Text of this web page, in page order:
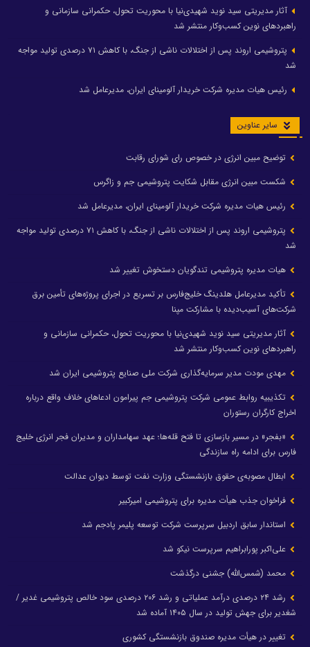
آثار مدیریتی سید نوید شهیدی‌نیا با محوریت تحول، حکمرانی سازمانی و
راهبردهای نوین کسب‌وکار منتشر شد
پتروشیمی اروند پس از اختلالات ناشی از جنگ، با کاهش ۷۱ درصدی تولید مواجه
شد
رئیس هیات مدیره شرکت خریدار آلومینای ایران، مدیرعامل شد
سایر عناوین
توضیح مبین انرژی در خصوص رای شورای رقابت
شکست مبین انرژی مقابل شکایت پتروشیمی جم و زاگرس
رئیس هیات مدیره شرکت خریدار آلومینای ایران، مدیرعامل شد
پتروشیمی اروند پس از اختلالات ناشی از جنگ، با کاهش ۷۱ درصدی تولید مواجه
شد
هیات مدیره پتروشیمی تندگویان دستخوش تغییر شد
تأکید مدیرعامل هلدینگ خلیج‌فارس بر تسریع در اجرای پروژه‌های تأمین برق
شرکت‌های آسیب‌دیده با مشارکت مپنا
آثار مدیریتی سید نوید شهیدی‌نیا با محوریت تحول، حکمرانی سازمانی و
راهبردهای نوین کسب‌وکار منتشر شد
مهدی مودت مدیر سرمایه‌گذاری شرکت ملی صنایع پتروشیمی ایران شد
تکذیبیه روابط عمومی شرکت پتروشیمی جم پیرامون ادعاهای خلاف واقع درباره
اخراج کارگران رستوران
«بفجر» در مسیر بازسازی تا فتح قله‌ها؛ عهد سهامداران و مدیران فجر انرژی خلیج
فارس برای ادامه راه سازندگی
ابطال مصوبه‌ی حقوق بازنشستگی وزارت نفت توسط دیوان عدالت
فراخوان جذب هیأت مدیره برای پتروشیمی امیرکبیر
استاندار سابق اردبیل سرپرست شرکت توسعه پلیمر پادجم شد
علی‌اکبر پورابراهیم سرپرست نیکو شد
محمد (شمس‌الله) جشنی درگذشت
رشد ۲۴ درصدی درآمد عملیاتی و رشد ۲۰۶ درصدی سود خالص پتروشیمی غدیر /
شغدیر برای جهش تولید در سال ۱۴۰۵ آماده شد
تغییر در هیأت مدیره صندوق بازنشستگی کشوری